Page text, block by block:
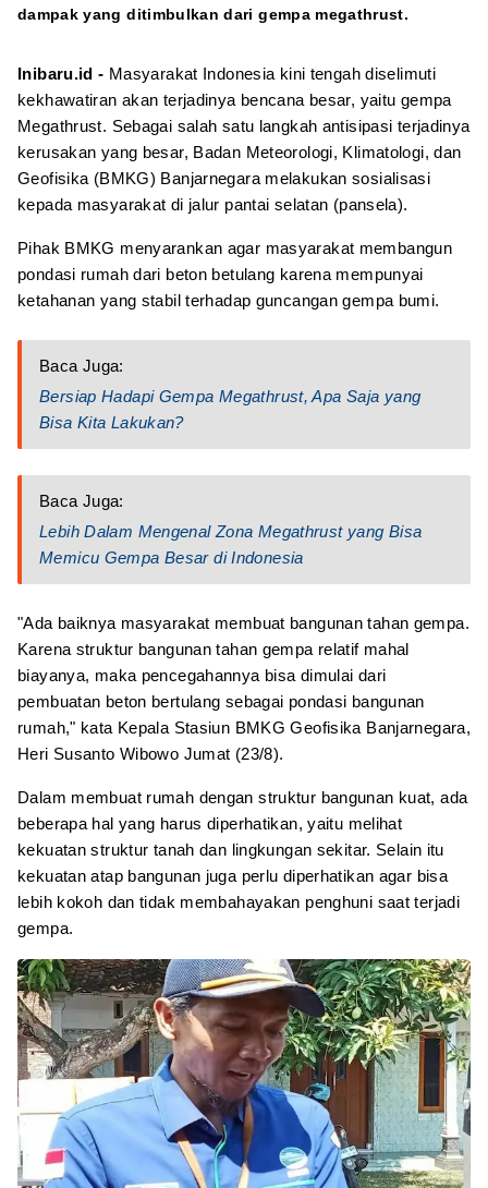
dampak yang ditimbulkan dari gempa megathrust.
Inibaru.id - Masyarakat Indonesia kini tengah diselimuti
kekhawatiran akan terjadinya bencana besar, yaitu gempa
Megathrust. Sebagai salah satu langkah antisipasi terjadinya
kerusakan yang besar, Badan Meteorologi, Klimatologi, dan
Geofisika (BMKG) Banjarnegara melakukan sosialisasi
kepada masyarakat di jalur pantai selatan (pansela).
Pihak BMKG menyarankan agar masyarakat membangun
pondasi rumah dari beton betulang karena mempunyai
ketahanan yang stabil terhadap guncangan gempa bumi.
Baca Juga:
Bersiap Hadapi Gempa Megathrust, Apa Saja yang
Bisa Kita Lakukan?
Baca Juga:
Lebih Dalam Mengenal Zona Megathrust yang Bisa
Memicu Gempa Besar di Indonesia
"Ada baiknya masyarakat membuat bangunan tahan gempa.
Karena struktur bangunan tahan gempa relatif mahal
biayanya, maka pencegahannya bisa dimulai dari
pembuatan beton bertulang sebagai pondasi bangunan
rumah," kata Kepala Stasiun BMKG Geofisika Banjarnegara,
Heri Susanto Wibowo Jumat (23/8).
Dalam membuat rumah dengan struktur bangunan kuat, ada
beberapa hal yang harus diperhatikan, yaitu melihat
kekuatan struktur tanah dan lingkungan sekitar. Selain itu
kekuatan atap bangunan juga perlu diperhatikan agar bisa
lebih kokoh dan tidak membahayakan penghuni saat terjadi
gempa.